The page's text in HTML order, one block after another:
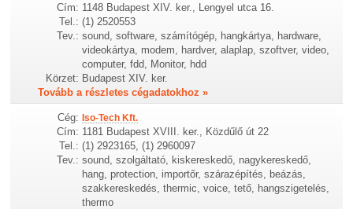
Cím: 1148 Budapest XIV. ker., Lengyel utca 16.
Tel.: (1) 2520553
Tev.: sound, software, számítógép, hangkártya, hardware,
videokártya, modem, hardver, alaplap, szoftver, video,
computer, fdd, Monitor, hdd
Körzet: Budapest XIV. ker.
Tovább a részletes cégadatokhoz »
Cég: Iso-Tech Kft.
Cím: 1181 Budapest XVIII. ker., Közdűlő út 22
Tel.: (1) 2923165, (1) 2960097
Tev.: sound, szolgáltató, kiskereskedő, nagykereskedő,
hang, protection, importőr, szárazépítés, beázás,
szakkereskedés, thermic, voice, tető, hangszigetelés,
thermo